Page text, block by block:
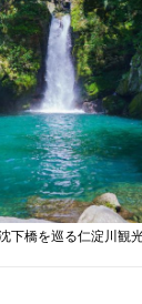
下橋を巡る仁淀川観